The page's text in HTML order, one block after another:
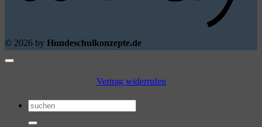
© 2026 by Hundeschulkonzepte.de
Vertrag widerrufen
Suchen
nach: